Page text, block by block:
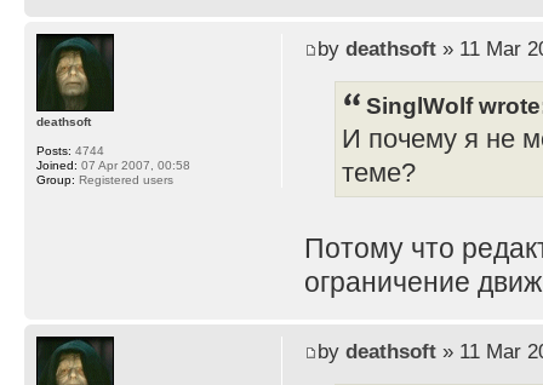
by deathsoft» 11 Mar
SinglWolf
И почему я не
теме?
Потому что
ограничение
deathsoft
Posts: 4744
Joined: 07 Apr 2007, 00:58
Group: Registered users
by deathsoft» 11 Mar